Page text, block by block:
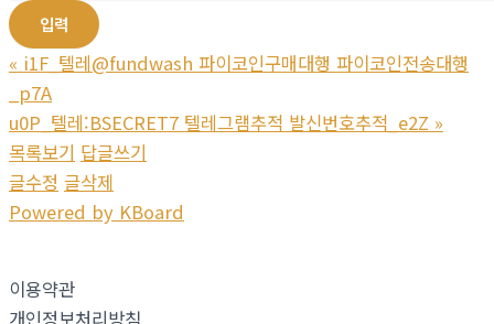
« i1F_텔레@fundwash 파이코인구매대행 파이코인전송대행
_p7A
u0P_텔레:BSECRET7 텔레그램추적 발신번호추적_e2Z »
목록보기 답글쓰기
글수정 글삭제
Powered by KBoard
이용약관
개인정보처리방침